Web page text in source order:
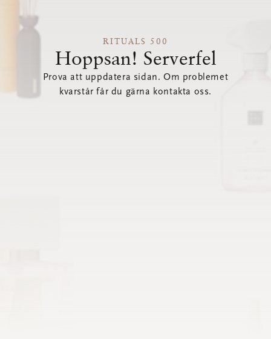
RITUALS 500
Hoppsan! Serverfel
Prova att uppdatera sidan. Om problemet
kvarstår får du gärna kontakta oss.